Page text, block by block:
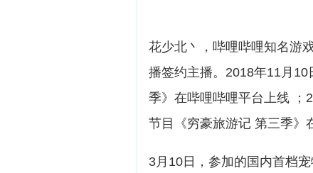
花少北丶，哔哩哔哩知名游
播签约主播。2018年11月
季》在哔哩哔哩平台上线 ；
节目《穷豪旅游记 第三季》
3月10日，参加的国内首档